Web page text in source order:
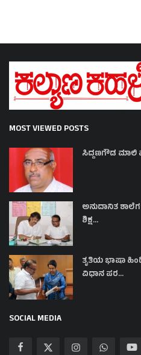
MOST VIEWED POSTS
ಸಿದ್ದಣಗೌಡ ಮಾಲಿ
ಅನುದಾನಿತ
ಶಿಕ್ಷ...
ತೃತಿಯ ಭಾಷಾ
ವಿಧಾನ ಪರ...
SOCIAL MEDIA